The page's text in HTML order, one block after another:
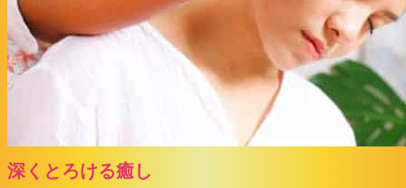
深くとろける癒し